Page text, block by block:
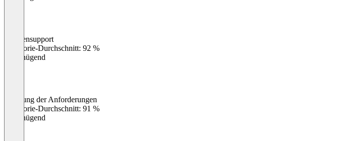
Kundensupport
Kategorie-Durchschnitt: 92 %
Ungenügend
Erfüllung der Anforderungen
Kategorie-Durchschnitt: 91 %
Ungenügend